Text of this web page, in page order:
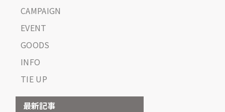
CAMPAIGN
EVENT
GOODS
INFO
TIE UP
最新記事